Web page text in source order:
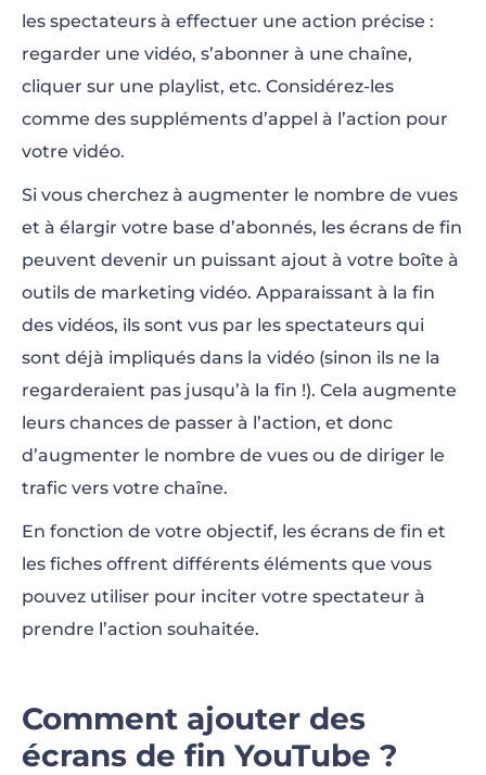
les spectateurs à effectuer une action précise :
regarder une vidéo, s’abonner à une chaîne,
cliquer sur une playlist, etc. Considérez-les
comme des suppléments d’appel à l’action pour
votre vidéo.
Si vous cherchez à augmenter le nombre de vues
et à élargir votre base d’abonnés, les écrans de fin
peuvent devenir un puissant ajout à votre boîte à
outils de marketing vidéo. Apparaissant à la fin
des vidéos, ils sont vus par les spectateurs qui
sont déjà impliqués dans la vidéo (sinon ils ne la
regarderaient pas jusqu’à la fin !). Cela augmente
leurs chances de passer à l’action, et donc
d’augmenter le nombre de vues ou de diriger le
trafic vers votre chaîne.
En fonction de votre objectif, les écrans de fin et
les fiches offrent différents éléments que vous
pouvez utiliser pour inciter votre spectateur à
prendre l’action souhaitée.
Comment ajouter des
écrans de fin YouTube ?